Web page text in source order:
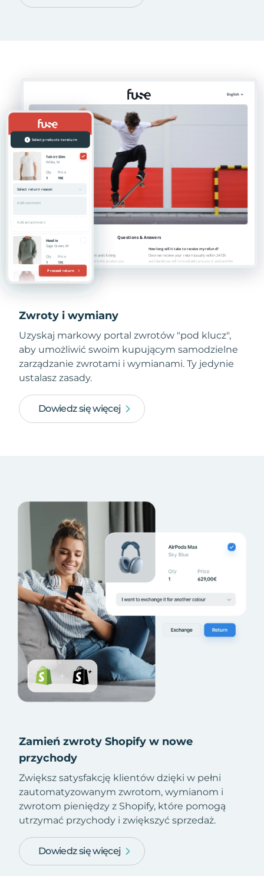
Zwroty i wymiany
Uzyskaj markowy portal zwrotów "pod klucz",
aby umożliwić swoim kupującym samodzielne
zarządzanie zwrotami i wymianami. Ty jedynie
ustalasz zasady.
Dowiedz się więcej
Zamień zwroty Shopify w nowe
przychody
Zwiększ satysfakcję klientów dzięki w pełni
zautomatyzowanym zwrotom, wymianom i
zwrotom pieniędzy z Shopify, które pomogą
utrzymać przychody i zwiększyć sprzedaż.
Dowiedz się więcej